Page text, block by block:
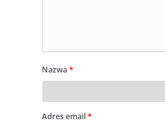
Nazwa *
Adres email*